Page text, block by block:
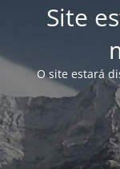
Site
O site estará